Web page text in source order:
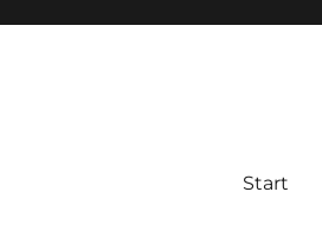
Start